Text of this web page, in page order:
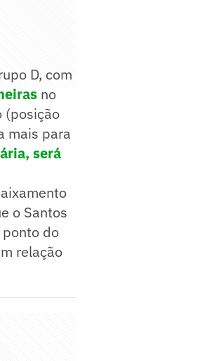
D, com
no
(posição
mais para
será
o Santos
do
relação